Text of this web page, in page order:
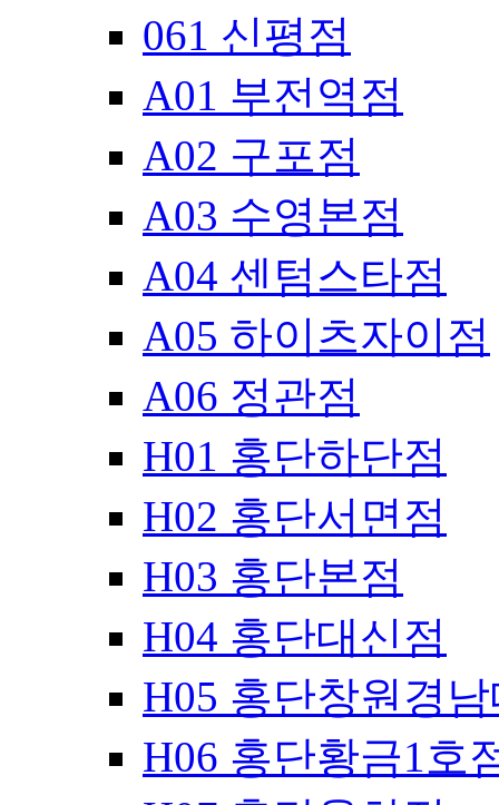
061 신평점
A01 부전역점
A02 구포점
A03 수영본점
A04 센텀스타점
A05 하이츠자이점
A06 정관점
H01 홍단하단점
H02 홍단서면점
H03 홍단본점
H04 홍단대신점
H05 홍단창원경
H06 홍단황금1호